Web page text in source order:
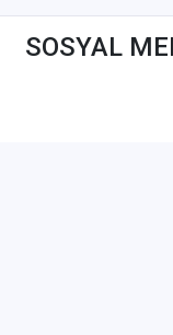
SOSYAL